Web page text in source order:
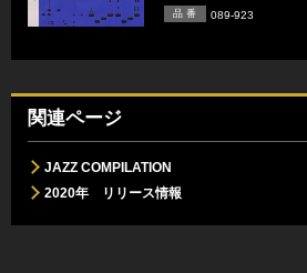
品 番 089-923
関連ページ
JAZZ COMPILATION
2020年 リリース情報